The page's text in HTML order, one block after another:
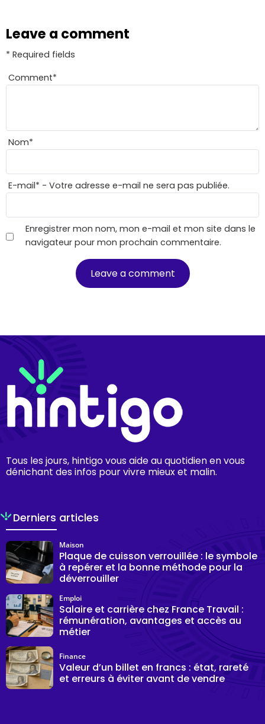
Leave a comment
* Required fields
Comment*
Nom*
E-mail* - Votre adresse e-mail ne sera pas publiée.
Enregistrer mon nom, mon e-mail et mon site dans le
navigateur pour mon prochain commentaire.
Tous les jours, hintigo vous aide au quotidien en vous
dénichant des infos pour vivre mieux et malin.
Derniers articles
Plaque de cuisson verrouillée : le symbole
à repérer et la bonne méthode pour la
déverrouiller
Maison
Salaire et carrière chez France Travail :
rémunération, avantages et accès au
métier
Emploi
Valeur d’un billet en francs : état, rareté
et erreurs à éviter avant de vendre
Finance